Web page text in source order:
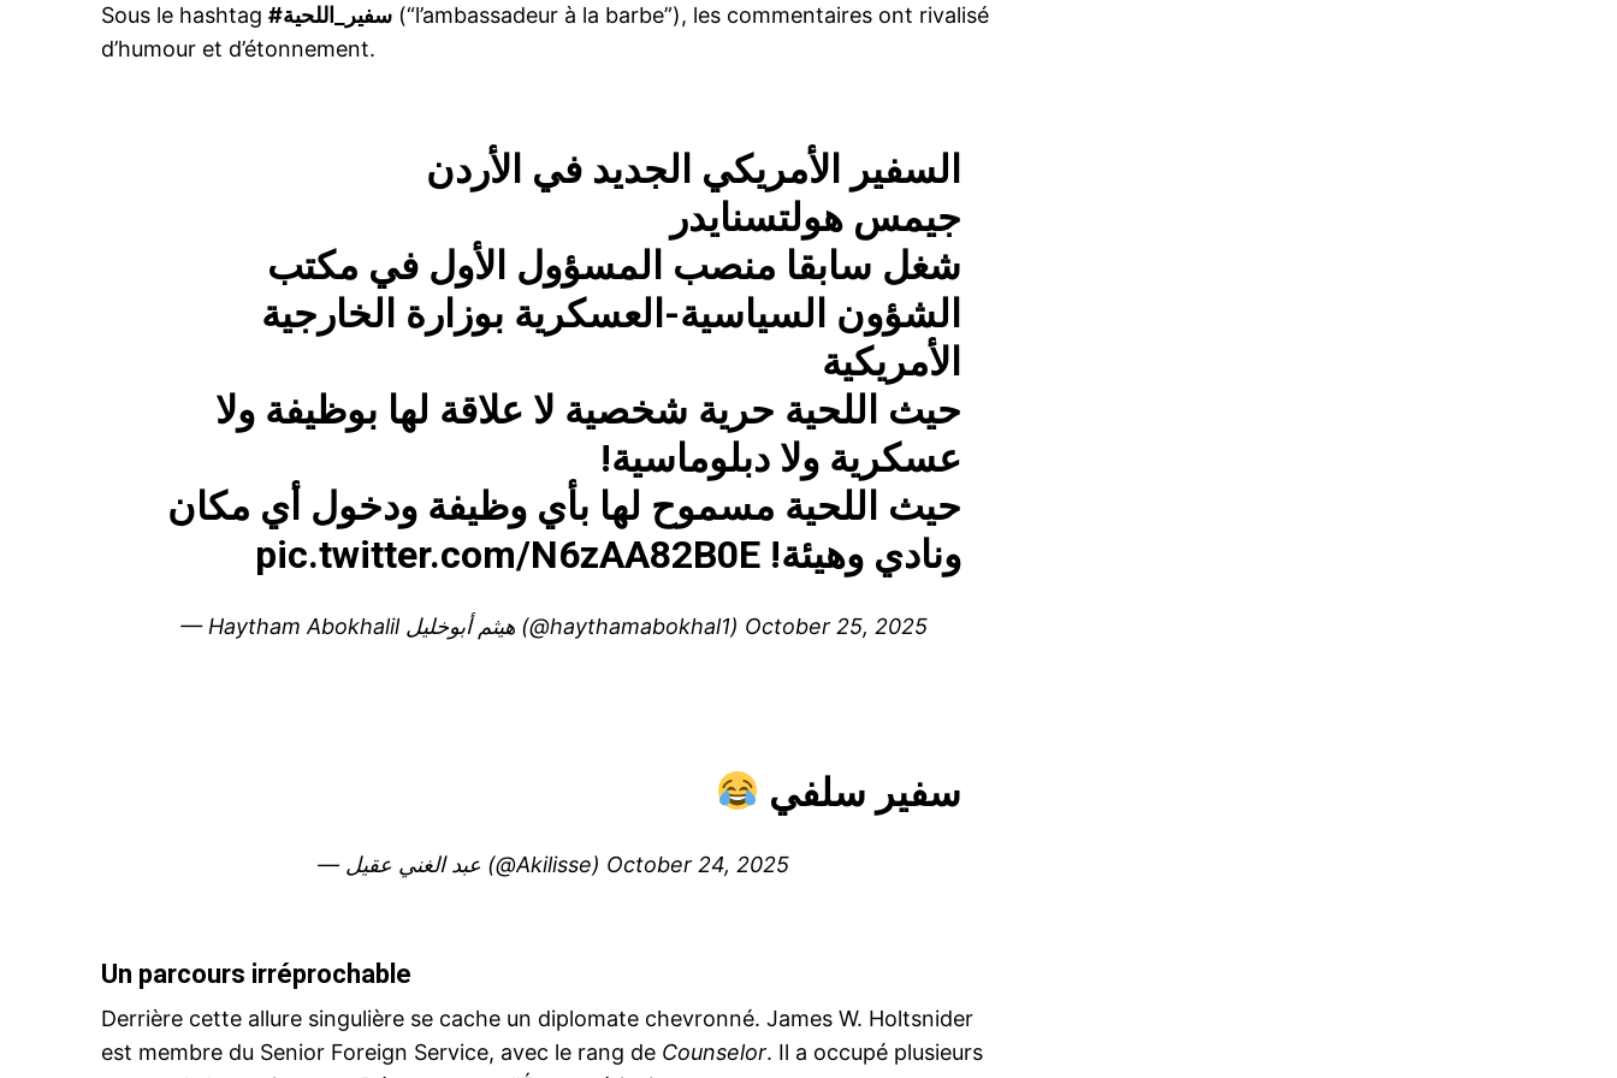
Sous le hashtag #سفير_اللحية (“l’ambassadeur à la barbe”), les commentaires ont rivalisé
d’humour et d’étonnement.
السفير الأمريكي الجديد في الأردن
جيمس هولتسنايدر
شغل سابقا منصب المسؤول الأول في مكتب
الشؤون السياسية-العسكرية بوزارة الخارجية
الأمريكية
حيث اللحية حرية شخصية لا علاقة لها بوظيفة ولا
عسكرية ولا دبلوماسية!
حيث اللحية مسموح لها بأي وظيفة ودخول أي مكان
ونادي وهيئة! pic.twitter.com/N6zAA82B0E
— Haytham Abokhalil هيثم أبوخليل (@haythamabokhal1) October 25, 2025
سفير سلفي
— عبد الغني عقيل (@Akilisse) October 24, 2025
Un parcours irréprochable
Derrière cette allure singulière se cache un diplomate chevronné. James W. Holtsnider
est membre du Senior Foreign Service, avec le rang de Counselor. Il a occupé plusieurs